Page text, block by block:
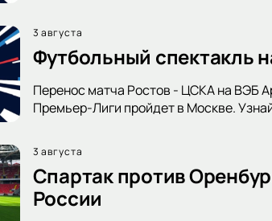
3 августа
Футбольный спектакль
Перенос матча Ростов - ЦСКА на ВЭБ
Премьер-Лиги пройдет в Москве.
3 августа
Спартак против
России